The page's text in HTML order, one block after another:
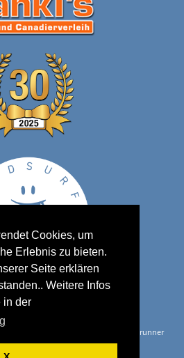
Cookies, um
Erlebnis zu bieten.
Seite erklären
Weitere Infos
in der
- Max Brunner
Internetservices